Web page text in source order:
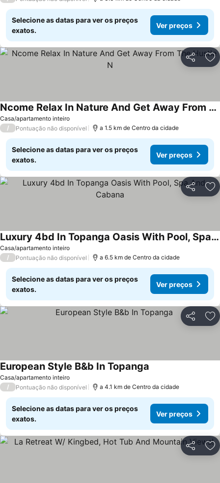
Selecione as datas para ver os preços
exatos.
Ver preços
Partilhar
Casa/apartamento inteiro
Ncome Relax In Nature And Get Away From The Hustle N
Ver preços
/ Pontuação não disponível a 1.5 km de Centro da cidade
Selecione as datas para ver os preços
exatos.
Ver preços
Partilhar
Casa/apartamento inteiro
Luxury 4bd In Topanga Oasis With Pool, Spa And Cabana
Ver preços
/ Pontuação não disponível a 6.5 km de Centro da cidade
Selecione as datas para ver os preços
exatos.
Ver preços
Partilhar
Casa/apartamento inteiro
European Style B&b In Topanga
/ Pontuação não disponível a 4.1 km de Centro da cidade
Selecione as datas para ver os preços
exatos.
Ver preços
Partilhar